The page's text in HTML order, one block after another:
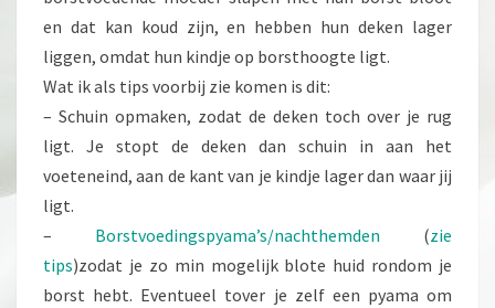
en dat kan koud zijn, en hebben hun deken lager
liggen, omdat hun kindje op borsthoogte ligt.
Wat ik als tips voorbij zie komen is dit:
– Schuin opmaken, zodat de deken toch over je rug
ligt. Je stopt de deken dan schuin in aan het
voeteneind, aan de kant van je kindje lager dan waar jij
ligt.
– Borstvoedingspyama’s/nachthemden (zie
tips)zodat je zo min mogelijk blote huid rondom je
borst hebt. Eventueel tover je zelf een pyama om